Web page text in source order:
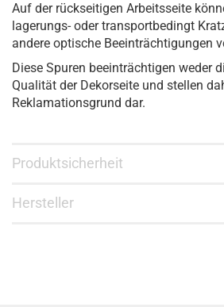
Auf der rückseitigen Arbeitsseite
lagerungs- oder transportbedingt
andere optische Beeinträchtigungen
Diese Spuren beeinträchtigen weder
Qualität der Dekorseite und stellen
Reklamationsgrund dar.
Produktsicherheit
Hersteller